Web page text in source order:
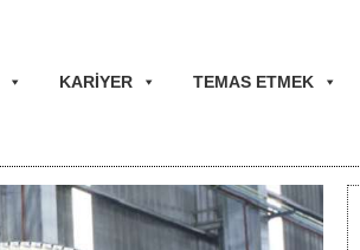
KARİYER TEMAS ETMEK